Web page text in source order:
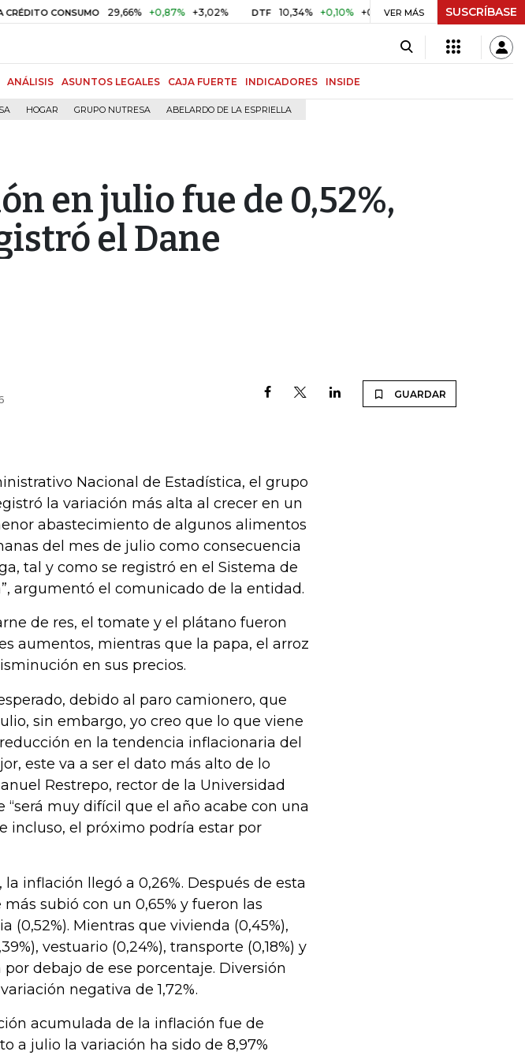
CONSUMO 29,66% +0,87% +3,02% DTF 10,34% +0,10% +0,98% UVR $ 416,96 +$ 0,05
VER MÁS SUSCRÍBASE
ANÁLISIS ASUNTOS LEGALES CAJA FUERTE INDICADORES INSIDE
HOGAR GRUPO NUTRESA ABELARDO DE LA ESPRIELLA
en julio fue de 0,52%,
el Dane
GUARDAR
Nacional de Estadística, el grupo
la variación más alta al crecer en un
abastecimiento de algunos alimentos
del mes de julio como consecuencia
tal y como se registró en el Sistema de
argumentó el comunicado de la entidad.
de res, el tomate y el plátano fueron
aumentos, mientras que la papa, el arroz
en sus precios.
debido al paro camionero, que
sin embargo, yo creo que lo que viene
en la tendencia inflacionaria del
este va a ser el dato más alto de lo
Restrepo, rector de la Universidad
“será muy difícil que el año acabe con una
incluso, el próximo podría estar por
inflación llegó a 0,26%. Después de esta
subió con un 0,65% y fueron las
(0,52%). Mientras que vivienda (0,45%),
vestuario (0,24%), transporte (0,18%) y
debajo de ese porcentaje. Diversión
negativa de 1,72%.
acumulada de la inflación fue de
a julio la variación ha sido de 8,97%